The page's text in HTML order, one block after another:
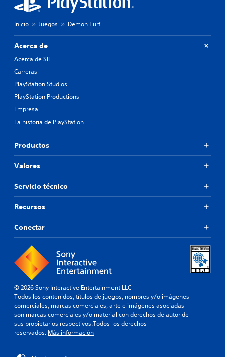
Inicio Juegos Demon Turf
Acerca de
Acerca de SIE
Carreras
PlayStation Studios
PlayStation Productions
Empresa
La historia de PlayStation
Productos
Valores
Servicio técnico
Recursos
Conectar
© 2026 Sony Interactive Entertainment LLC
Todos los contenidos, títulos de juegos, nombres y/o imágenes
comerciales, marcas comerciales, arte e imágenes asociadas
son marcas comerciales y/o material con derechos de autor de
sus propietarios respectivos.Todos los derechos
reservados. Más información